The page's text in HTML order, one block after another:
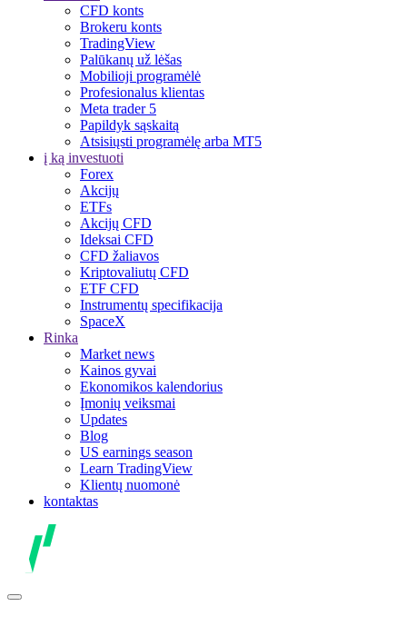
CFD konts
Brokeru konts
TradingView
Palūkanų už lėšas
Mobilioji programėlė
Profesionalus klientas
Meta trader 5
Papildyk sąskaitą
Atsisiųsti programėlę arba MT5
į ką investuoti
Forex
Akcijų
ETFs
Akcijų CFD
Ideksai CFD
CFD žaliavos
Kriptovaliutų CFD
ETF CFD
Instrumentų specifikacija
SpaceX
Rinka
Market news
Kainos gyvai
Ekonomikos kalendorius
Įmonių veiksmai
Updates
Blog
US earnings season
Learn TradingView
Klientų nuomonė
kontaktas